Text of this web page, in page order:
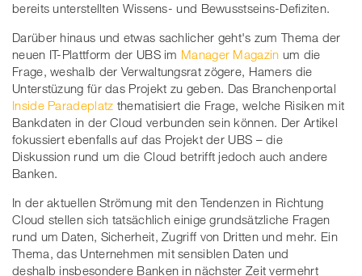
bereits unterstellten Wissens- und Bewusstseins-Defiziten.
Darüber hinaus und etwas sachlicher geht's zum Thema der
neuen IT-Plattform der UBS im Manager Magazin um die
Frage, weshalb der Verwaltungsrat zögere, Hamers die
Unterstüzung für das Projekt zu geben. Das Branchenportal
Inside Paradeplatz thematisiert die Frage, welche Risiken mit
Bankdaten in der Cloud verbunden sein können. Der Artikel
fokussiert ebenfalls auf das Projekt der UBS – die
Diskussion rund um die Cloud betrifft jedoch auch andere
Banken.
In der aktuellen Strömung mit den Tendenzen in Richtung
Cloud stellen sich tatsächlich einige grundsätzliche Fragen
rund um Daten, Sicherheit, Zugriff von Dritten und mehr. Ein
Thema, das Unternehmen mit sensiblen Daten und
deshalb insbesondere Banken in nächster Zeit vermehrt